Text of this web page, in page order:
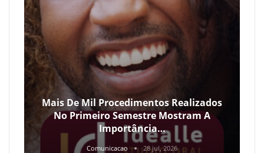
Mais De Mil Procedimentos Realizados
No Primeiro Semestre Mostram A
Importância…
Comunicacao 28 jul, 2026